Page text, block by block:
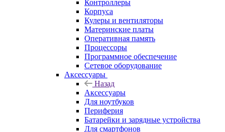
Контроллеры
Корпуса
Кулеры и вентиляторы
Материнские платы
Оперативная память
Процессоры
Программное обеспечение
Сетевое оборудование
Аксессуары
Назад
Аксессуары
Для ноутбуков
Периферия
Батарейки и зарядные устройства
Для смартфонов